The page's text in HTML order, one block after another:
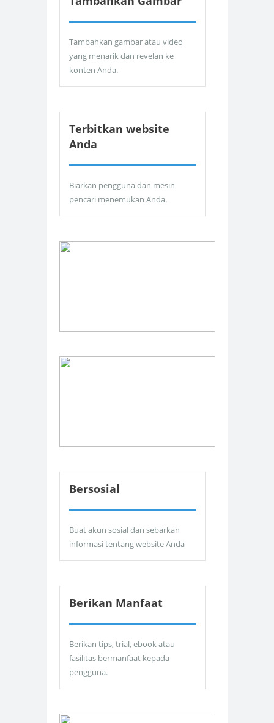
Tambahkan gambar atau video
yang menarik dan revelan ke
konten Anda.
Terbitkan website
Anda
Biarkan pengguna dan mesin
pencari menemukan Anda.
Bersosial
Buat akun sosial dan sebarkan
informasi tentang website Anda
Berikan Manfaat
Berikan tips, trial, ebook atau
fasilitas bermanfaat kepada
pengguna.